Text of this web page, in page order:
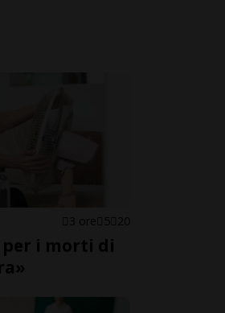
3 ore 5 20
per i morti di